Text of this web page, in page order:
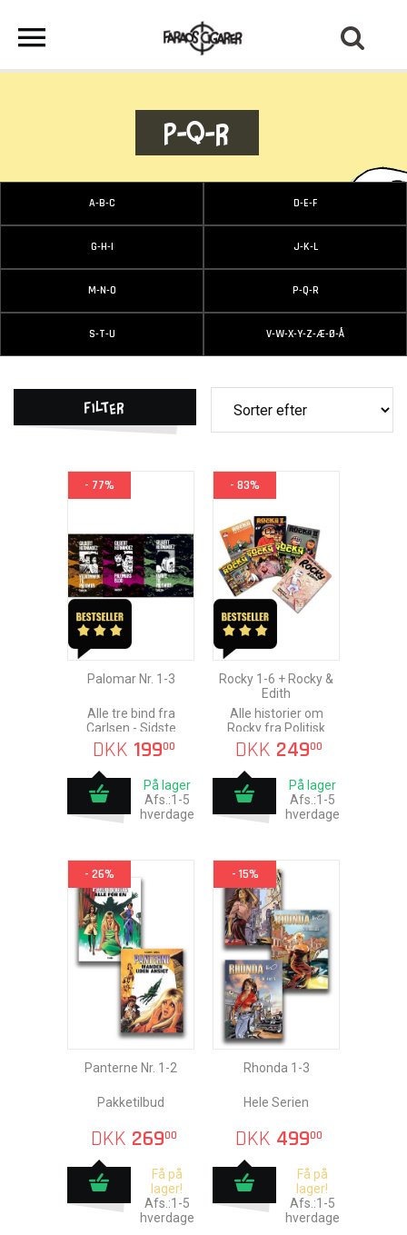
P-Q-R
A-B-C D-E-F
G-H-I J-K-L
M-N-O P-Q-R
S-T-U V-W-X-Y-Z-Æ-Ø-Å
Filter
- 77%
Palomar Nr. 1-3
Alle tre bind fra
Carlsen - Sidste
Chance!
DKK 19900
På lager
Afs.:1-5
hverdage
- 83%
Rocky 1-6 + Rocky &
Edith
Alle historier om
Rocky fra Politisk
Revy
DKK 24900
På lager
Afs.:1-5
hverdage
- 26%
Panterne Nr. 1-2
Pakketilbud
DKK 26900
Få på
lager!
Afs.:1-5
hverdage
- 15%
Rhonda 1-3
Hele Serien
DKK 49900
Få på
lager!
Afs.:1-5
hverdage